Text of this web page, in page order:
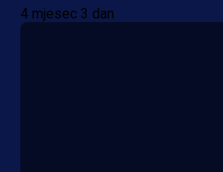
4 mjesec 3 dan